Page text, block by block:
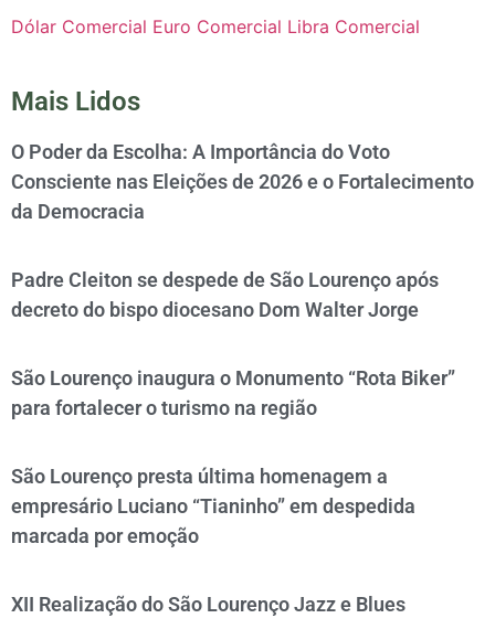
Dólar Comercial Euro Comercial Libra Comercial
Mais Lidos
O Poder da Escolha: A Importância do Voto
Consciente nas Eleições de 2026 e o Fortalecimento
da Democracia
Padre Cleiton se despede de São Lourenço após
decreto do bispo diocesano Dom Walter Jorge
São Lourenço inaugura o Monumento “Rota Biker”
para fortalecer o turismo na região
São Lourenço presta última homenagem a
empresário Luciano “Tianinho” em despedida
marcada por emoção
XII Realização do São Lourenço Jazz e Blues